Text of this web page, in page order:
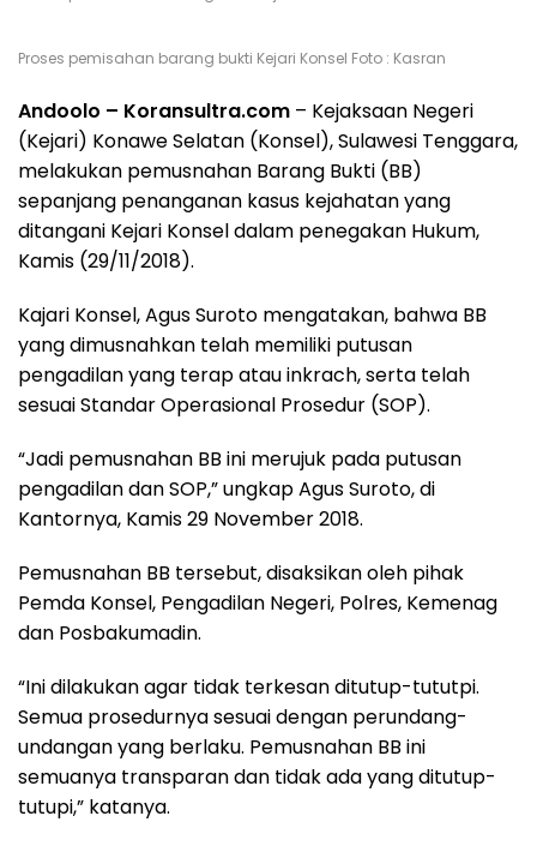
Proses pemisahan barang bukti Kejari Konsel Foto : Kasran
Andoolo – Koransultra.com – Kejaksaan Negeri
(Kejari) Konawe Selatan (Konsel), Sulawesi Tenggara,
melakukan pemusnahan Barang Bukti (BB)
sepanjang penanganan kasus kejahatan yang
ditangani Kejari Konsel dalam penegakan Hukum,
Kamis (29/11/2018).
Kajari Konsel, Agus Suroto mengatakan, bahwa BB
yang dimusnahkan telah memiliki putusan
pengadilan yang terap atau inkrach, serta telah
sesuai Standar Operasional Prosedur (SOP).
“Jadi pemusnahan BB ini merujuk pada putusan
pengadilan dan SOP,” ungkap Agus Suroto, di
Kantornya, Kamis 29 November 2018.
Pemusnahan BB tersebut, disaksikan oleh pihak
Pemda Konsel, Pengadilan Negeri, Polres, Kemenag
dan Posbakumadin.
“Ini dilakukan agar tidak terkesan ditutup-tututpi.
Semua prosedurnya sesuai dengan perundang-
undangan yang berlaku. Pemusnahan BB ini
semuanya transparan dan tidak ada yang ditutup-
tutupi,” katanya.